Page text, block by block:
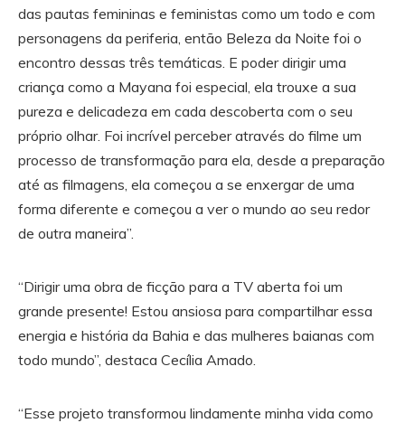
das pautas femininas e feministas como um todo e com
personagens da periferia, então Beleza da Noite foi o
encontro dessas três temáticas. E poder dirigir uma
criança como a Mayana foi especial, ela trouxe a sua
pureza e delicadeza em cada descoberta com o seu
próprio olhar. Foi incrível perceber através do filme um
processo de transformação para ela, desde a preparação
até as filmagens, ela começou a se enxergar de uma
forma diferente e começou a ver o mundo ao seu redor
de outra maneira”.
“Dirigir uma obra de ficção para a TV aberta foi um
grande presente! Estou ansiosa para compartilhar essa
energia e história da Bahia e das mulheres baianas com
todo mundo”, destaca Cecília Amado.
“Esse projeto transformou lindamente minha vida como